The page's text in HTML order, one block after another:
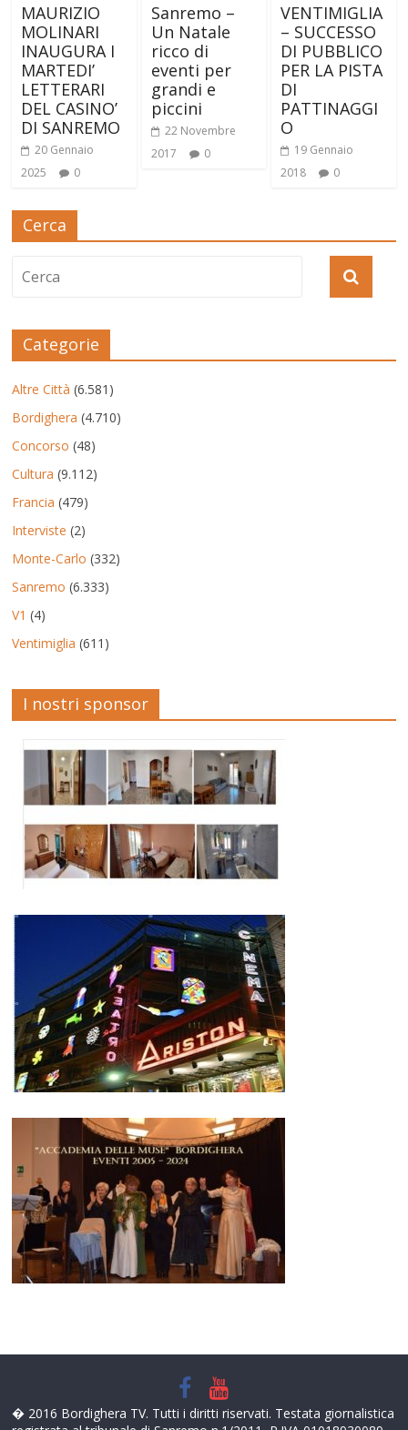
MAURIZIO
MOLINARI
INAUGURA I
MARTEDI’
LETTERARI
DEL CASINO’
DI SANREMO
20 Gennaio
2025
0
Sanremo –
Un Natale
ricco di
eventi per
grandi e
piccini
22 Novembre
2017
0
VENTIMIGLIA
– SUCCESSO
DI PUBBLICO
PER LA PISTA
DI
PATTINAGGI
O
19 Gennaio
2018
0
Cerca
Categorie
Altre Città (6.581)
Bordighera (4.710)
Concorso (48)
Cultura (9.112)
Francia (479)
Interviste (2)
Monte-Carlo (332)
Sanremo (6.333)
V1 (4)
Ventimiglia (611)
I nostri sponsor
� 2016 Bordighera TV. Tutti i diritti riservati. Testata giornalistica